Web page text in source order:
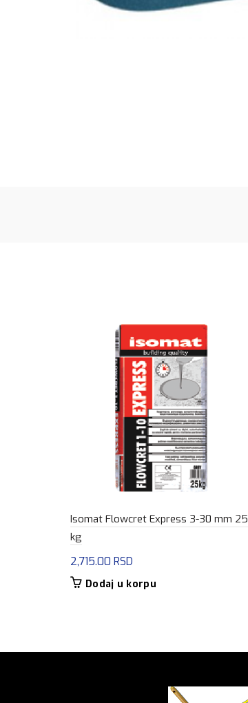
Isomat Flowcret Express 3-30 mm 25
kg
2,715.00 RSD
Dodaj u korpu